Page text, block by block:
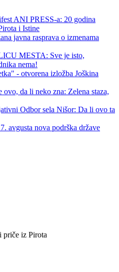
ANI PRESS-a: 20 godina
i Istine
javna rasprava o izmenama
MESTA: Sve je isto,
nema!
- otvorena izložba Joškina
ovo, da li neko zna: Zelena staza,
Odbor sela Nišor: Da li ovo ta
avgusta nova podrška države
priče iz Pirota